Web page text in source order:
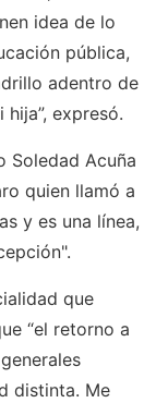
idea de lo
pública,
adentro de
expresó.
Soledad Acuña
quien llamó a
y es una línea,
que
“el retorno a
distinta. Me